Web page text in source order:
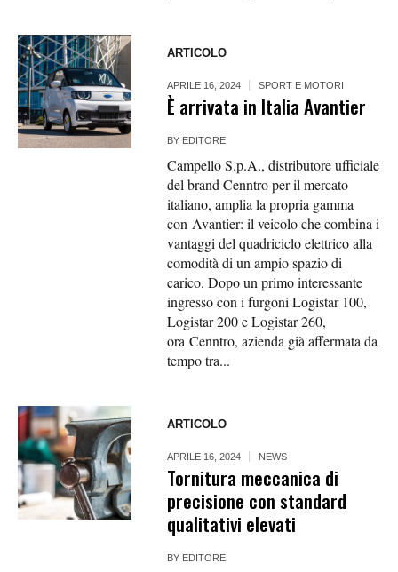
ARTICOLO
APRILE 16, 2024 SPORT E MOTORI
È arrivata in Italia Avantier
BY EDITORE
Campello S.p.A., distributore ufficiale
del brand Cenntro per il mercato
italiano, amplia la propria gamma
con Avantier: il veicolo che combina i
vantaggi del quadriciclo elettrico alla
comodità di un ampio spazio di
carico. Dopo un primo interessante
ingresso con i furgoni Logistar 100,
Logistar 200 e Logistar 260,
ora Cenntro, azienda già affermata da
tempo tra...
ARTICOLO
APRILE 16, 2024 NEWS
Tornitura meccanica di
precisione con standard
qualitativi elevati
BY EDITORE